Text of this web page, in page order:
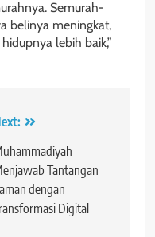
Semurah-
belinya meningkat,
lebih baik,”
Tantangan
dengan
Digital